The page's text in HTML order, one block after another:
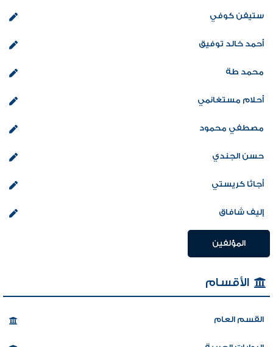
ستيفن كوفي
أحمد خالد توفيق
محمد طة
أحلام مستغانمي
مصطفي محمود
حسن الجندي
أجاثا كريستي
إليف شافاق
المؤلفين
الأقسام
القسم العام